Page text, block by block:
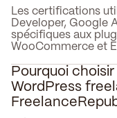
Les certifications
Developer, Google
spécifiques aux
WooCommerce et
Pourquoi
WordPress